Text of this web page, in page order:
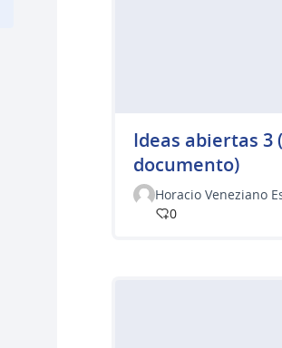
Ideas abiertas 3
documento)
Horacio Veneziano
0